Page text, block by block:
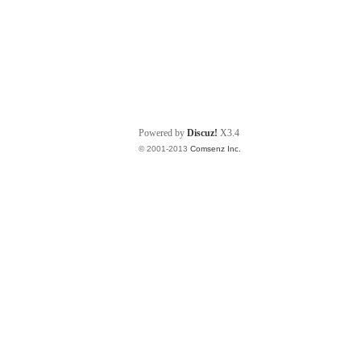
Powered by Discuz! X3.4
© 2001-2013 Comsenz Inc.